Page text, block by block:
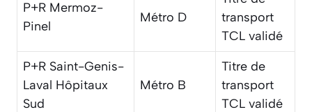
P+R Mermoz-
Pinel
Métro D
transport
TCL validé
P+R Saint-Genis-
Laval Hôpitaux
Sud
Métro B
Titre de
transport
TCL validé